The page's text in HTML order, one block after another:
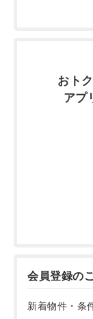
おト
アプ
会員登録の
新着物件・条